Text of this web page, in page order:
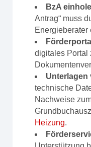
BzA
Antrag“ muss
Energieberater
digitales Portal
Unterlagen
technische
Nachweise
Heizung.